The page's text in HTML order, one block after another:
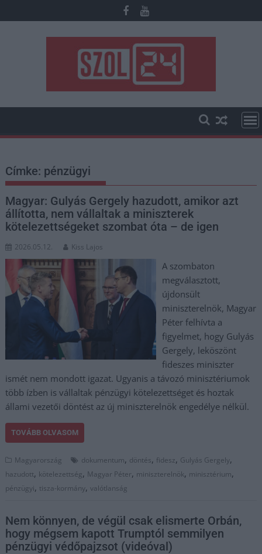
to
Címke: pénzügyi
Magyar: Gulyás Gergely hazudott, amikor azt
állította, nem vállaltak a miniszterek
kötelezettségeket szombat óta – de igen
2026.05.12. Kiss Lajos
A szombaton
megválasztott,
újdonsült
miniszterelnök, Magyar
Péter felhívta a
figyelmet, hogy Gulyás
Gergely, leköszönt
fideszes miniszter
ismét nem mondott igazat. Ugyanis a távozó minisztériumok
több ízben is vállaltak pénzügyi kötelezettséget és hoztak
állami vezetői döntést az új miniszterelnök engedélye nélkül.
TOVÁBB OLVASOM
Magyarország dokumentum, döntés, fidesz, Gulyás Gergely,
hazudott, kötelezettség, Magyar Péter, miniszterelnök, minisztérium,
pénzügyi, tisza-kormány,valótlanság
Nem könnyen, de végül csak elismerte Orbán,
hogy mégsem kapott Trumptól semmilyen
pénzügyi védőpajzsot (videóval)